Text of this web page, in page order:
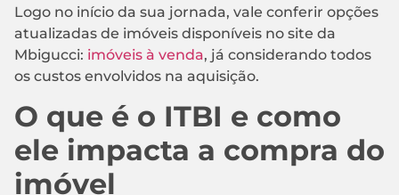
Logo no início da sua jornada, vale conferir opções
atualizadas de imóveis disponíveis no site da
Mbigucci: imóveis à venda, já considerando todos
os custos envolvidos na aquisição.
O que é o ITBI e como
ele impacta a compra do
imóvel